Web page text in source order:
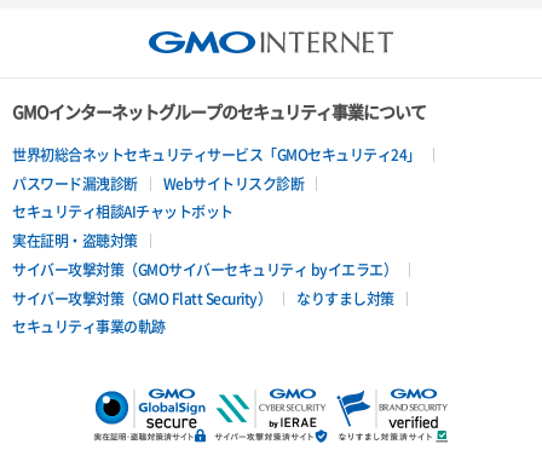
GMOインターネットグループのセキュリティ事業について
世界初総合ネットセキュリティサービス「GMOセキュリティ24」
パスワード漏洩診断
Webサイトリスク診断
セキュリティ相談AIチャットボット
実在証明・盗聴対策
サイバー攻撃対策（GMOサイバーセキュリティ byイエラエ）
サイバー攻撃対策（GMO Flatt Security）
なりすまし対策
セキュリティ事業の軌跡